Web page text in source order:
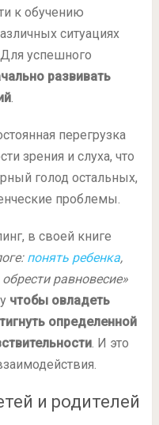
к обучению
ситуациях
успешного
развивать
.
перегрузка
зрения и слуха, что
голод остальных,
проблемы.
в своей книге
понять ребенка,
равновесие»
чтобы овладеть
определенной
. И это
и родителей